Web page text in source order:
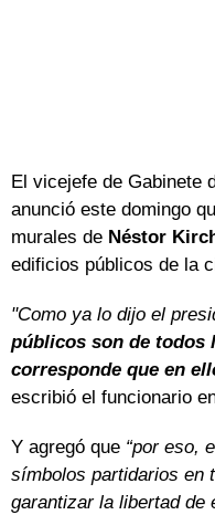
El vicejefe de Gabinete
anunció este domingo
murales de Néstor
edificios públicos de la
"Como ya lo dijo el
públicos son de todos
corresponde que en
escribió el funcionario
Y agregó que “por eso,
símbolos partidarios en
garantizar la libertad de